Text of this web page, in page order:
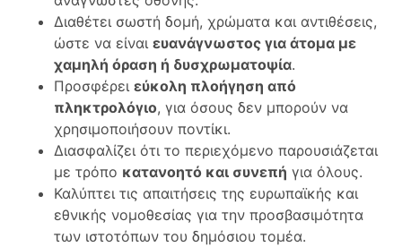
Διαθέτει σωστή δομή, χρώματα και αντιθέσεις,
ώστε να είναι ευανάγνωστος για άτομα με
χαμηλή όραση ή δυσχρωματοψία.
Προσφέρει εύκολη πλοήγηση από
πληκτρολόγιο, για όσους δεν μπορούν να
χρησιμοποιήσουν ποντίκι.
Διασφαλίζει ότι το περιεχόμενο παρουσιάζεται
με τρόπο κατανοητό και συνεπή για όλους.
Καλύπτει τις απαιτήσεις της ευρωπαϊκής και
εθνικής νομοθεσίας για την προσβασιμότητα
των ιστοτόπων του δημόσιου τομέα.